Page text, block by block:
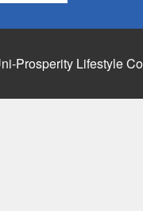
Prosperity Lifestyle